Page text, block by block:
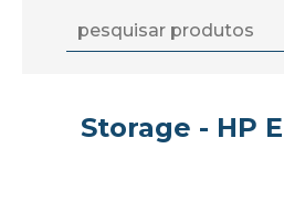
Storage - HP